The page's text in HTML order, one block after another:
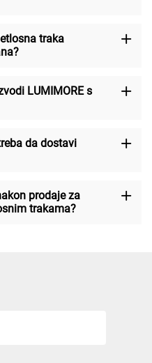
traka
LUMIMORE s
da dostavi
prodaje za
trakama?